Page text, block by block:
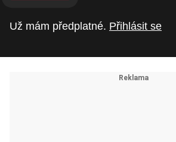
Už mám předplatné. Přihlásit se